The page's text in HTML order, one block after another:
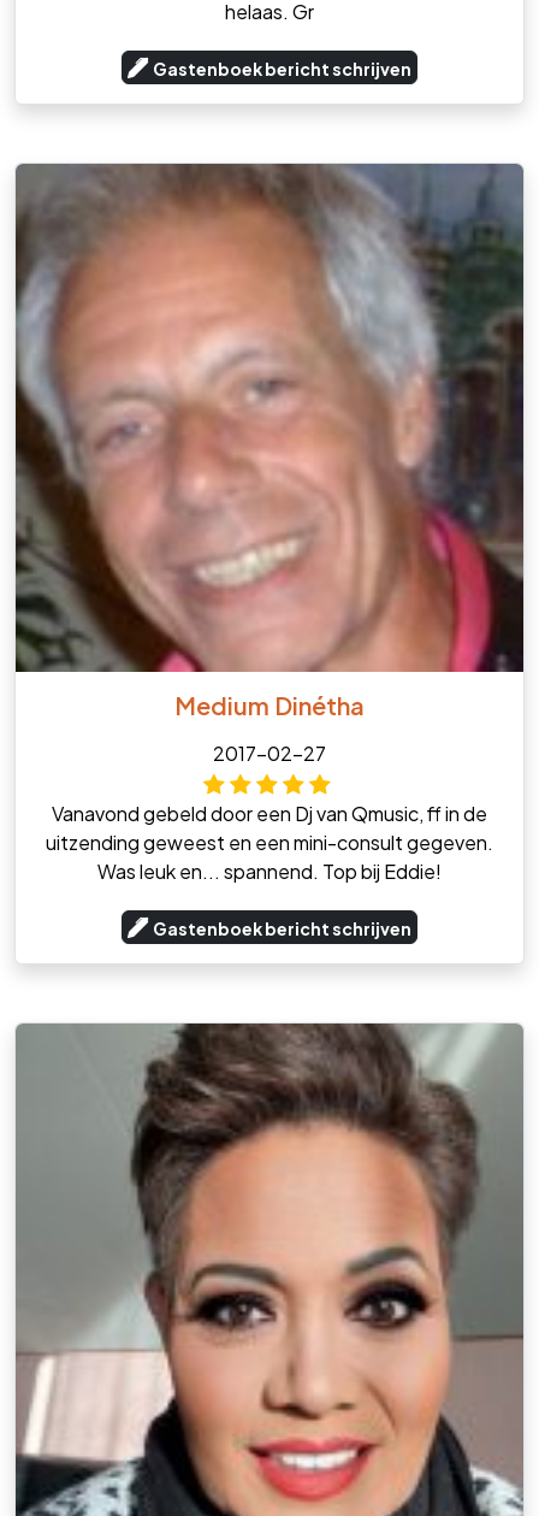
helaas. Gr
Gastenboek bericht schrijven
Medium Dinétha
2017-02-27
Vanavond gebeld door een Dj van Qmusic, ff in de
uitzending geweest en een mini-consult gegeven.
Was leuk en... spannend. Top bij Eddie!
Gastenboek bericht schrijven